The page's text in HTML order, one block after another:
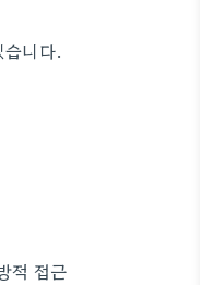
습니다.
적 접근